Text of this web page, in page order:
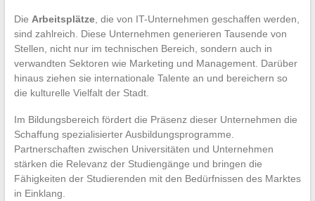
Die Arbeitsplätze, die von IT-Unternehmen geschaffen werden,
sind zahlreich. Diese Unternehmen generieren Tausende von
Stellen, nicht nur im technischen Bereich, sondern auch in
verwandten Sektoren wie Marketing und Management. Darüber
hinaus ziehen sie internationale Talente an und bereichern so
die kulturelle Vielfalt der Stadt.
Im Bildungsbereich fördert die Präsenz dieser Unternehmen die
Schaffung spezialisierter Ausbildungsprogramme.
Partnerschaften zwischen Universitäten und Unternehmen
stärken die Relevanz der Studiengänge und bringen die
Fähigkeiten der Studierenden mit den Bedürfnissen des Marktes
in Einklang.